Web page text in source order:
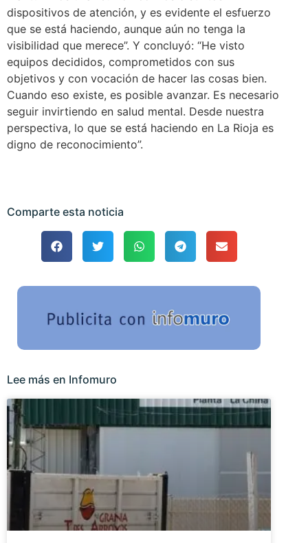
dispositivos de atención, y es evidente el esfuerzo
que se está haciendo, aunque aún no tenga la
visibilidad que merece”. Y concluyó: “He visto
equipos decididos, comprometidos con sus
objetivos y con vocación de hacer las cosas bien.
Cuando eso existe, es posible avanzar. Es necesario
seguir invirtiendo en salud mental. Desde nuestra
perspectiva, lo que se está haciendo en La Rioja es
digno de reconocimiento”.
Comparte esta noticia
Lee más en Infomuro